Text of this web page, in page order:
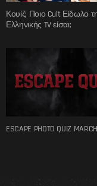
Κουίζ: Ποιο Cult Είδωλο
Ελληνικής TV είσαι;
ESCAPE PHOTO QUIZ